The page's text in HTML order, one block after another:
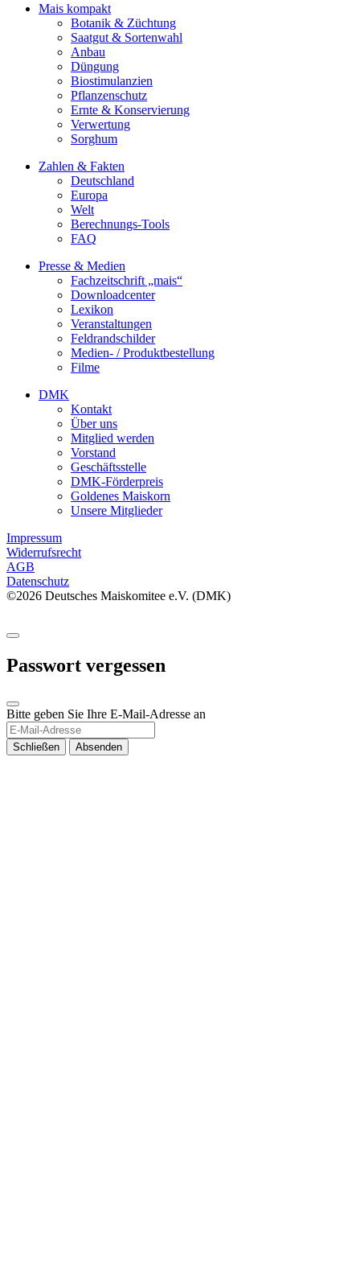
Mais kompakt
Botanik & Züchtung
Saatgut & Sortenwahl
Anbau
Düngung
Biostimulanzien
Pflanzenschutz
Ernte & Konservierung
Verwertung
Sorghum
Zahlen & Fakten
Deutschland
Europa
Welt
Berechnungs-Tools
FAQ
Presse & Medien
Fachzeitschrift „mais“
Downloadcenter
Lexikon
Veranstaltungen
Feldrandschilder
Medien- / Produktbestellung
Filme
DMK
Kontakt
Über uns
Mitglied werden
Vorstand
Geschäftsstelle
DMK-Förderpreis
Goldenes Maiskorn
Unsere Mitglieder
Impressum
Widerrufsrecht
AGB
Datenschutz
©2026 Deutsches Maiskomitee e.V. (DMK)
Passwort vergessen
Bitte geben Sie Ihre E-Mail-Adresse an
Schließen Absenden